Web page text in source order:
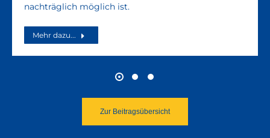
nachträglich möglich ist.
Mehr dazu...
Zur Beitragsübersicht